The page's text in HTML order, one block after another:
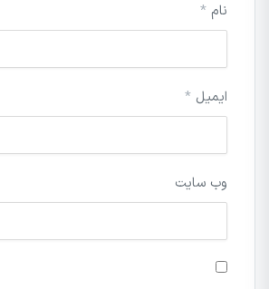
نام *
ایمیل *
وب‌ سایت